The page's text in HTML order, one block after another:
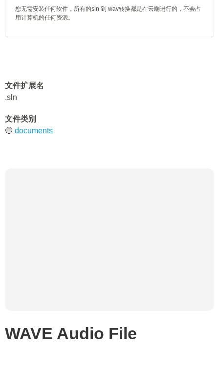
您无需安装任何软件，所有的sln 到 wav转换都是在云端进行的，不会占
用计算机的任何资源。
文件扩展名
.sln
文件类别
🔵 documents
WAVE Audio File